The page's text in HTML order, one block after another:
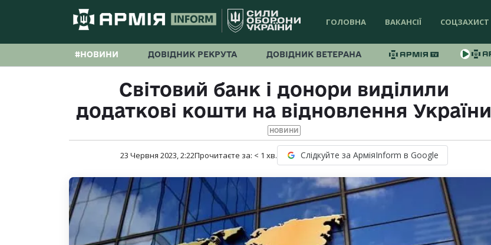
ГОЛОВНА ВАКАНСІЇ СОЦЗАХИСТ
#НОВИНИ ДОВІДНИК РЕКРУТА ДОВІДНИК ВЕТЕРАНА
Світовий банк і донори виділили
додаткові кошти на відновлення України
НОВИНИ
23 Червня 2023, 2:22Прочитаєте за: < 1 хв. Слідкуйте за АрміяInform в Google